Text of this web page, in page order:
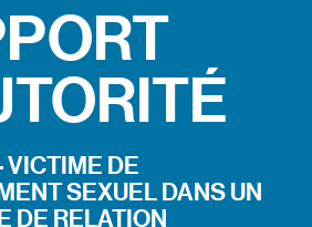
VICTIME DE
SEXUEL DANS UN
DE RELATION